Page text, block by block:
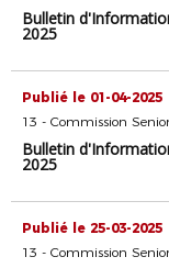
Bulletin
2025
Publié le 01-04-2025
13 - Commission
Bulletin
2025
Publié le 25-03-2025
13 - Commission